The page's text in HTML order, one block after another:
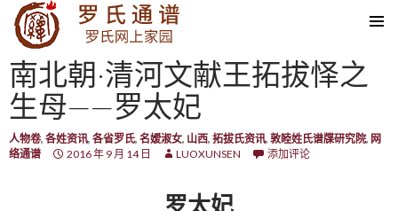
SKIP TO CONTENT
南北朝·清河文献王拓拔怿之
生母——罗太妃
人物卷, 各姓资讯, 各省罗氏, 名嫒淑女, 山西, 拓拔氏资讯, 敦睦姓氏谱牒研究院, 网
络通谱
2016 年 9 月 14 日 LUOXUNSEN 添加评论
罗太妃